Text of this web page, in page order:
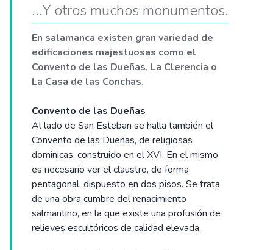
...Y otros muchos monumentos.
En salamanca existen gran variedad de
edificaciones majestuosas como el
Convento de las Dueñas, La Clerencia o
La Casa de las Conchas.
Convento de las Dueñas
Al lado de San Esteban se halla también el
Convento de las Dueñas, de religiosas
dominicas, construido en el XVI. En el mismo
es necesario ver el claustro, de forma
pentagonal, dispuesto en dos pisos. Se trata
de una obra cumbre del renacimiento
salmantino, en la que existe una profusión de
relieves escultóricos de calidad elevada.